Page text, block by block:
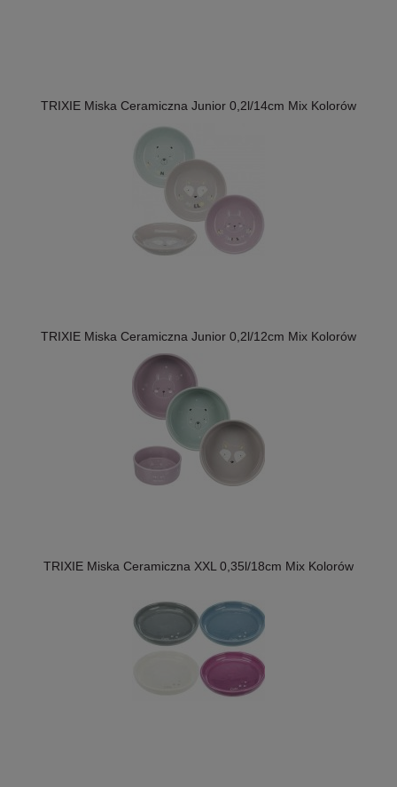
TRIXIE Miska Ceramiczna Junior 0,2l/14cm Mix Kolorów
TRIXIE Miska Ceramiczna Junior 0,2l/12cm Mix Kolorów
TRIXIE Miska Ceramiczna XXL 0,35l/18cm Mix Kolorów